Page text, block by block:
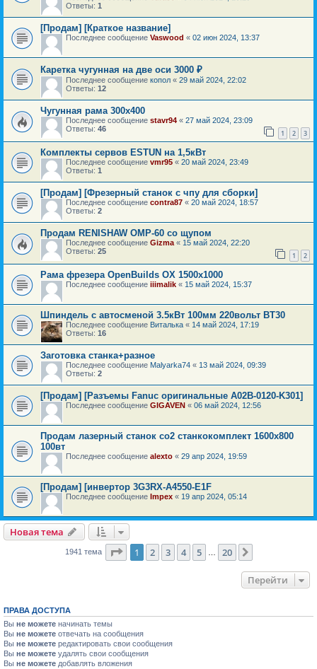
Ответы: 1
[Продам] [Краткое название]
Последнее сообщение Vaswood « 02 июн 2024, 13:37
Каретка чугунная на две оси 3000 ₽
Последнее сообщение копол « 29 май 2024, 22:02
Ответы: 12
Чугунная рама 300x400
Последнее сообщение stavr94 « 27 май 2024, 23:09
Ответы: 46 1 2 3
Комплекты сервов ESTUN на 1,5кВт
Последнее сообщение vmr95 « 20 май 2024, 23:49
Ответы: 1
[Продам] [Фрезерный станок с чпу для сборки]
Последнее сообщение contra87 « 20 май 2024, 18:57
Ответы: 2
Продам RENISHAW OMP-60 со щупом
Последнее сообщение Gizma « 15 май 2024, 22:20
Ответы: 25 1 2
Рама фрезера OpenBuilds OX 1500x1000
Последнее сообщение iiimalik « 15 май 2024, 15:37
Шпиндель с автосменой 3.5кВт 100мм 220вольт BT30
Последнее сообщение Виталька « 14 май 2024, 17:19
Ответы: 16
Заготовка станка+разное
Последнее сообщение Malyarka74 « 13 май 2024, 09:39
Ответы: 2
[Продам] [Разъемы Fanuc оригинальные A02B-0120-K301]
Последнее сообщение GIGAVEN « 06 май 2024, 12:56
Продам лазерный станок со2 станкокомплект 1600x800
100вт
Последнее сообщение alexto « 29 апр 2024, 19:59
[Продам] [инвертор 3G3RX-A4550-E1F
Последнее сообщение Impex « 19 апр 2024, 05:14
Новая тема
1941 тема Страница из 20
1 2 3 4 5 20
Перейти
ПРАВА ДОСТУПА
Вы не можете начинать темы
Вы не можете отвечать на сообщения
Вы не можете редактировать свои сообщения
Вы не можете удалять свои сообщения
Вы не можете добавлять вложения